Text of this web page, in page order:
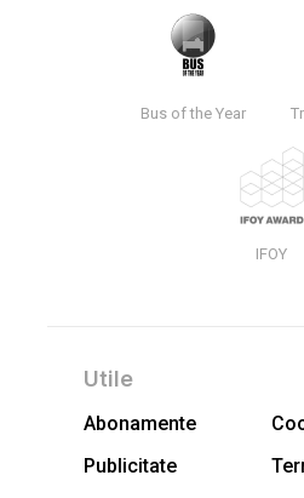
Bus of the Year
IFOY
Utile
Abonamente
Publicitate